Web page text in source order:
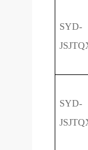
SYD-
SYD-